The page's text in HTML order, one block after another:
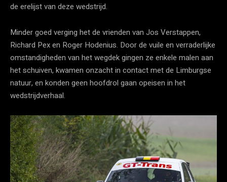
de erelijst van deze wedstrijd.
Minder goed verging het de vrienden van Jos Verstappen,
Richard Pex en Roger Hodenius. Door de vuile en verraderlijke
omstandigheden van het wegdek gingen ze enkele malen aan
het schuiven, kwamen onzacht in contact met de Limburgse
natuur, en konden geen hoofdrol gaan opeisen in het
wedstrijdverhaal.